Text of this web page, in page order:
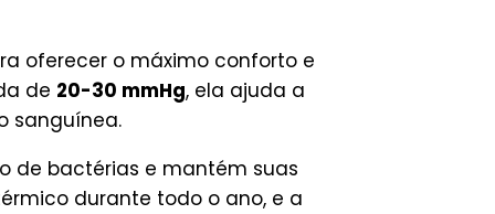
oferecer o máximo conforto e
de 20-30 mmHg, ela ajuda a
sanguínea.
de bactérias e mantém suas
durante todo o ano, e a